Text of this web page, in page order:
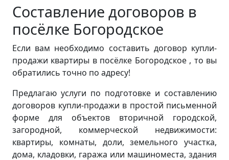
Составление договоров в
посёлке Богородское
Если вам необходимо составить договор купли-
продажи квартиры в посёлке Богородское , то вы
обратились точно по адресу!
Предлагаю услуги по подготовке и составлению
договоров купли-продажи в простой письменной
форме для объектов вторичной городской,
загородной, коммерческой недвижимости:
квартиры, комнаты, доли, земельного участка,
дома, кладовки, гаража или машиноместа, здания